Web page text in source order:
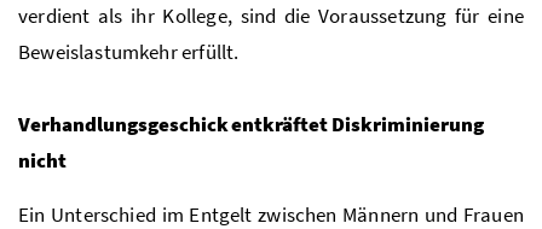
verdient als ihr Kollege, sind die Voraussetzung für eine
Beweislastumkehr erfüllt.
Verhandlungsgeschick entkräftet Diskriminierung
nicht
Ein Unterschied im Entgelt zwischen Männern und Frauen